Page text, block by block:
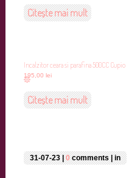
Citește mai mult
Incalzitor ceara si parafina 500CC Cupio
195,00 lei
Citește mai mult
31-07-23 |0comments | in